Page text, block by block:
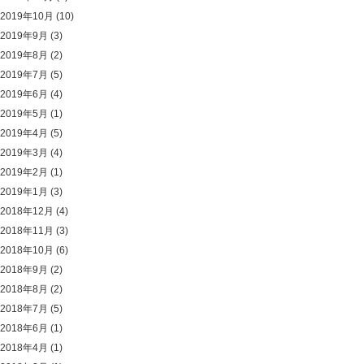
2019年10月 (10)
2019年9月 (3)
2019年8月 (2)
2019年7月 (5)
2019年6月 (4)
2019年5月 (1)
2019年4月 (5)
2019年3月 (4)
2019年2月 (1)
2019年1月 (3)
2018年12月 (4)
2018年11月 (3)
2018年10月 (6)
2018年9月 (2)
2018年8月 (2)
2018年7月 (5)
2018年6月 (1)
2018年4月 (1)